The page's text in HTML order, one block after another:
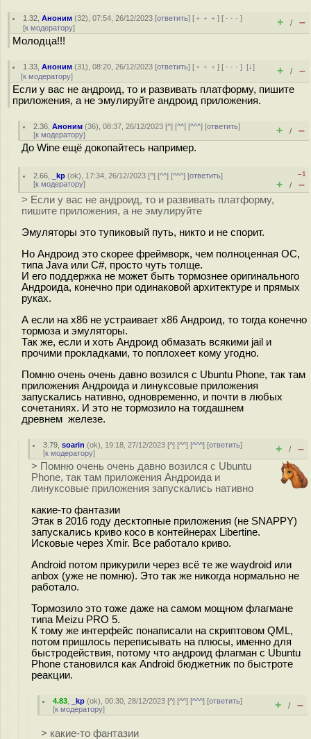
1.32 ,Аноним (32), 07:54, 26/12/2023 [ответить] [ ﹢﹢﹢] [ · · ·]
[к модератору] + / –
Молодца!!!
1.33 ,Аноним (31), 08:20, 26/12/2023 [ответить] [ ﹢﹢﹢] [ · · ·][↓]
[к модератору] + / –
Если у вас не андроид, то и развивать платформу, пишите
приложения, а не эмулируйте андроид приложения.
2.36 ,Аноним (36), 08:37, 26/12/2023 [^] [^^] [^^^] [ответить]
[к модератору] + / –
До Wine ещё докопайтесь например.
2.66 _kp (ok), 17:34, 26/12/2023 [^] [^^] [^^^] [ответить]
[к модератору]
–1
+ / –
> Если у вас не андроид, то и развивать платформу,
пишите приложения, а не эмулируйте
Эмуляторы это тупиковый путь, никто и не спорит.
Но Андроид это скорее фреймворк, чем полноценная ОС,
типа Java или C#, просто чуть толще.
И его поддержка не может быть тормознее оригинального
Андроида, конечно при одинаковой архитектуре и прямых
руках.
А если на x86 не устраивает x86 Андроид, то тогда конечно
тормоза и эмуляторы.
Так же, если и хоть Андроид обмазать всякими jail и
прочими прокладками, то поплохеет кому угодно.
Помню очень очень давно возился с Ubuntu Phone, так там
приложения Андроида и линуксовые приложения
запускались нативно, одновременно, и почти в любых
сочетаниях. И это не тормозило на тогдашнем
древнем железе.
3.79 ,soarin (ok), 19:18, 27/12/2023 [^] [^^] [^^^] [ответить]
[к модератору] + / –
> Помню очень очень давно возился с Ubuntu
Phone, так там приложения Андроида и
линуксовые приложения запускались нативно
какие-то фантазии
Этак в 2016 году десктопные приложения (не SNAPPY)
запускались криво косо в контейнерах Libertine.
Исковые через Xmir. Все работало криво.
Android потом прикурили через всё те же waydroid или
anbox (уже не помню). Это так же никогда нормально не
работало.
Тормозило это тоже даже на самом мощном флагмане
типа Meizu PRO 5.
К тому же интерфейс понаписали на скриптовом QML,
потом пришлось переписывать на плюсы, именно для
быстродействия, потому что андроид флагман с Ubuntu
Phone становился как Android бюджетник по быстроте
реакции.
4.83 _kp (ok), 00:30, 28/12/2023 [^] [^^] [^^^] [ответить]
[к модератору] + / –
> какие-то фантазии